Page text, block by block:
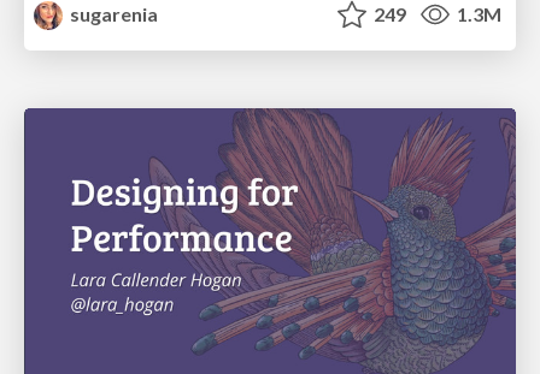
sugarenia
249 1.3M